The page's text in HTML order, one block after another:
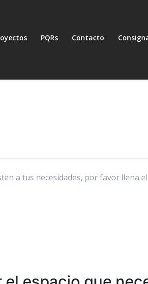
PQRs Contacto
a tus necesidades, por favor llena